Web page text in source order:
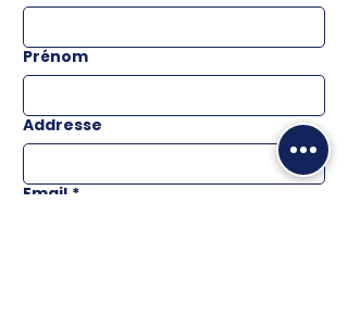
Prénom
Addresse
Email *